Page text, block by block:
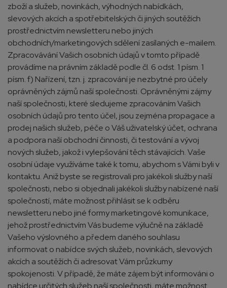
zboží a služeb, novinkách, výhodných nabídkách,
slevových akcích a spotřebitelských či jiných soutěžích
prostřednictvím newsletteru nebo jiných
obchodních/marketingových sdělení zasílaných e-mailem.
Zpracovávání Vašich osobních údajů v tomto případě
provádíme na právním základě podle čl. 6 odst. 1 písm. 1
písm. f) Nařízení, tzn. j. zpracování je nezbytné pro účely
oprávněných zájmů naší společnosti. Oprávněnými zájmy
naší společnosti, které sledujeme zpracováním Vašich
osobních údajů pro tento účel, jsou zejména propagace a
prodej našich služeb, péče o Váš uživatelský účet, ochrana
a podpora naší obchodní činnosti, či testování a vývoj
nových služeb, jakož i vylepšování těch stávajících. Vaše
osobní údaje využíváme také k tomu, abychom s Vámi byli v
kontaktu. Aniž byste se registrovali pro jakékoli služby naší
společnosti, nebo si objednali jakékoli služby nabízené naší
společností, máte možnost přihlásit se k odběru
newsletteru nebo jiné formy marketingové komunikace,
jehož prostřednictvím Vás budeme výlučně na základě
Vašeho výslovného a předem daného souhlasu
informovat o nabídce svých služeb, novinkách, slevových
akcích a soutěžích či adresovat Vám průzkumy
spokojenosti. V případě, že máte zájem být informováni o
nabídce určitých služeb naší společnosti, máte možnost